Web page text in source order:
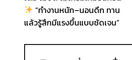
“ทำงานหนัก–นอนดึก ทาน
แล้วรู้สึกมีแรงขึ้นแบบชัดเจน”